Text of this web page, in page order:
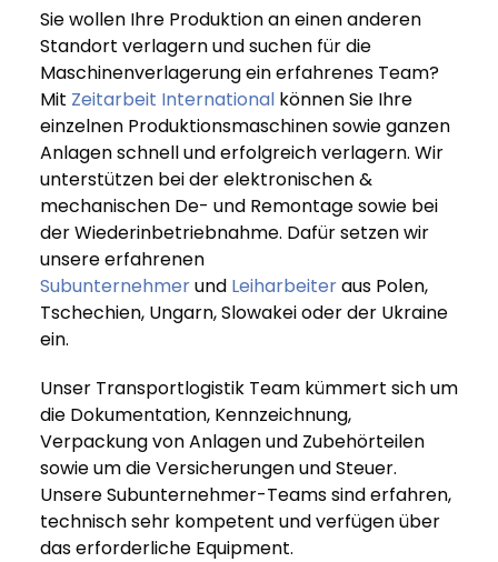
Sie wollen Ihre Produktion an einen anderen
Standort verlagern und suchen für die
Maschinenverlagerung ein erfahrenes Team?
Mit Zeitarbeit International können Sie Ihre
einzelnen Produktionsmaschinen sowie ganzen
Anlagen schnell und erfolgreich verlagern. Wir
unterstützen bei der elektronischen &
mechanischen De- und Remontage sowie bei
der Wiederinbetriebnahme. Dafür setzen wir
unsere erfahrenen
Subunternehmerund Leiharbeiteraus Polen,
Tschechien, Ungarn, Slowakei oder der Ukraine
ein.
Unser Transportlogistik Team kümmert sich um
die Dokumentation, Kennzeichnung,
Verpackung von Anlagen und Zubehörteilen
sowie um die Versicherungen und Steuer.
Unsere Subunternehmer-Teams sind erfahren,
technisch sehr kompetent und verfügen über
das erforderliche Equipment.